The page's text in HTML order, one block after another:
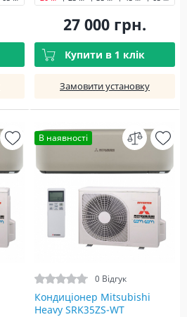
27 000 грн.
Купити в 1 клік
Замовити установку
В наявності
0 Відгук
Кондиціонер Mitsubishi
Heavy SRK35ZS-WT